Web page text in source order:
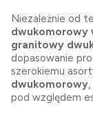
Niezależnie od
dwukomorowy
granitowy
dopasowanie
szerokiemu
dwukomorowy
pod względem